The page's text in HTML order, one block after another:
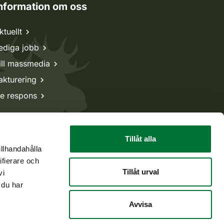
och
har
Tillåt alla
Tillåt urval
Avvisa
om oss
jobb
massmedia
respons